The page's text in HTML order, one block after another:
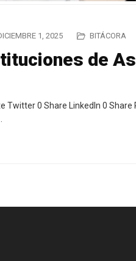
1, 2025 BITÁCORA
de
Twitter 0 Share LinkedIn 0